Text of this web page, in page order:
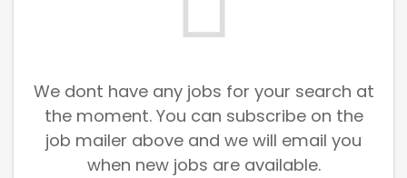
We dont have any jobs for your search at
the moment. You can subscribe on the
job mailer above and we will email you
when new jobs are available.